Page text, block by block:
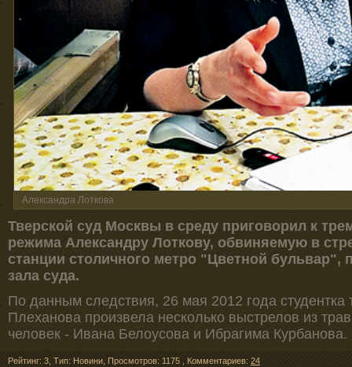
Александра Лоткова
Тверской суд Москвы в среду приговорил к
режима Александру Лоткову, обвиняемую в
станции столичного метро "Цветной бульвар",
зала суда.
По данным следствия, 26 мая 2012 года студентка
Плеханова произвела несколько выстрелов из
человек - Ивана Белоусова и Ибрагима Курбанова.
Рейтинг: 3 Тип: Новини Просмотров: 1175 Комментариев: 24